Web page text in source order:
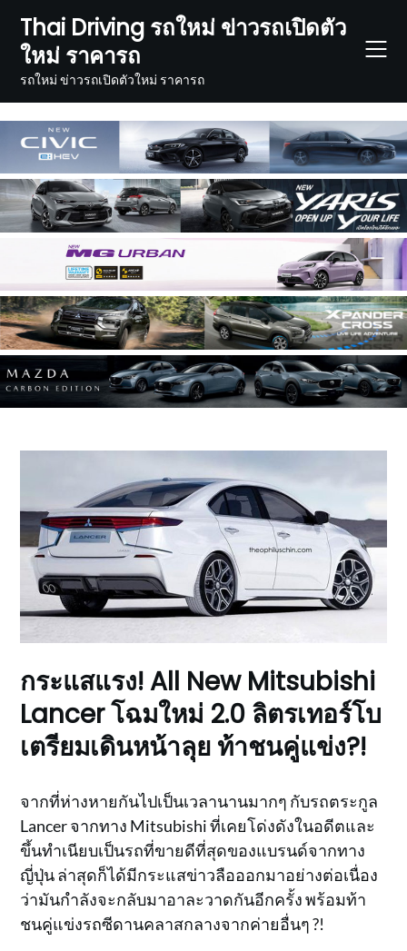
content
Thai Driving รถใหม่ ข่าวรถเปิดตัว
ใหม่ ราคารถ
รถใหม่ ข่าวรถเปิดตัวใหม่ ราคารถ
กระแสแรง! All New Mitsubishi
Lancer โฉมใหม่ 2.0 ลิตรเทอร์โบ
เตรียมเดินหน้าลุย ท้าชนคู่แข่ง?!
จากที่ห่างหายกันไปเป็นเวลานานมากๆ กับรถตระกูล
Lancer จากทาง Mitsubishi ที่เคยโด่งดังในอดีตและ
ขึ้นทำเนียบเป็นรถที่ขายดีที่สุดของแบรนด์จากทาง
ญี่ปุ่น ล่าสุดก็ได้มีกระแสข่าวลือออกมาอย่างต่อเนื่อง
ว่ามันกำลังจะกลับมาอาละวาดกันอีกครั้ง พร้อมท้า
ชนคู่แข่งรถซีดานคลาสกลางจากค่ายอื่นๆ ?!